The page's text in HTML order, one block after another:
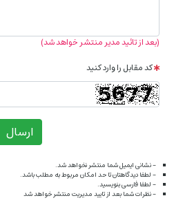
(بعد از تائید مدیر منتشر خواهد شد)
کد مقابل را وارد کنید
ارسال
- نشانی ایمیل شما منتشر نخواهد شد.
- لطفا دیدگاهتان تا حد امکان مربوط به مطلب باشد.
- لطفا فارسی بنویسید.
- نظرات شما بعد از تایید مدیریت منتشر خواهد شد